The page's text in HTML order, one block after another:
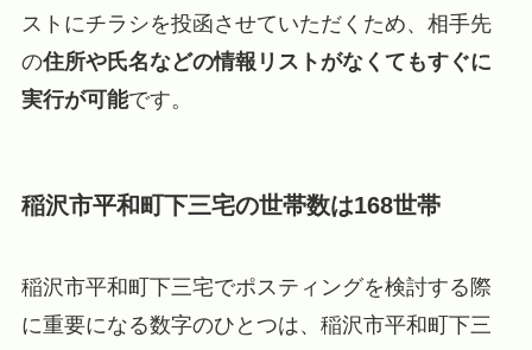
ストにチラシを投函させていただくため、相手先
の住所や氏名などの情報リストがなくてもすぐに
実行が可能です。
稲沢市平和町下三宅の世帯数は168世帯
稲沢市平和町下三宅でポスティングを検討する際
に重要になる数字のひとつは、稲沢市平和町下三